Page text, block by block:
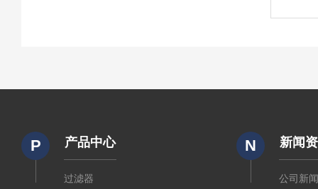
P 产品中心
过滤器
N 新闻
公司新